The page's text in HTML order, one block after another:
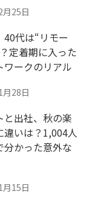
25日
40代は“リモー
定着期に入った
ワークのリアル
28日
と出社、秋の楽
違いは？1,004人
分かった意外な
15日